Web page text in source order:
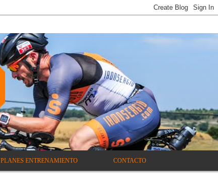
PLANES ENTRENAMIENTO CONTACTO